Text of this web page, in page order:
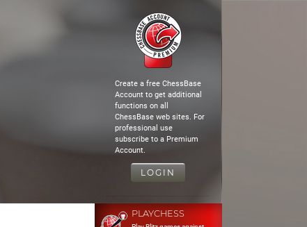
Create a free ChessBase
Account to get additional
functions on all
ChessBase web sites. For
professional use
subscribe to a Premium
Account.
LOGIN
PLAYCHESS